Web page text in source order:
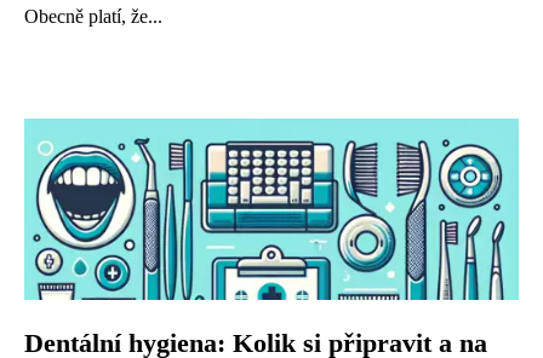
Obecně platí, že...
Dentální hygiena: Kolik si připravit a na